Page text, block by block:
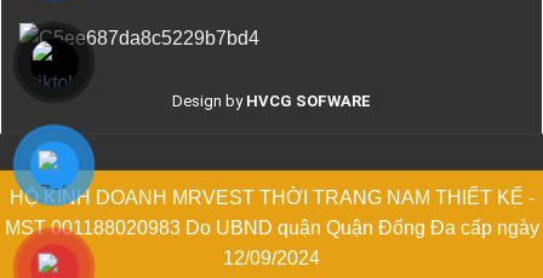
Design by HVCG SOFWARE
HỘ KINH DOANH MRVEST THỜI TRANG NAM THIẾT KẾ -
MST 001188020983 Do UBND quận Quận Đống Đa cấp ngày
12/09/2024